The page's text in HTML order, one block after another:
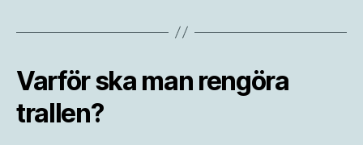
Varför ska man rengöra
trallen?